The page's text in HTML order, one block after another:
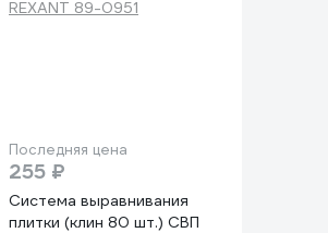
Последняя цена
255 ₽
Система выравнивания
плитки (клин 80 шт.) СВП